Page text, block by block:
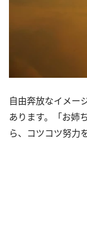
自由奔放なイメー
あります。「お姉
ら、コツコツ努力